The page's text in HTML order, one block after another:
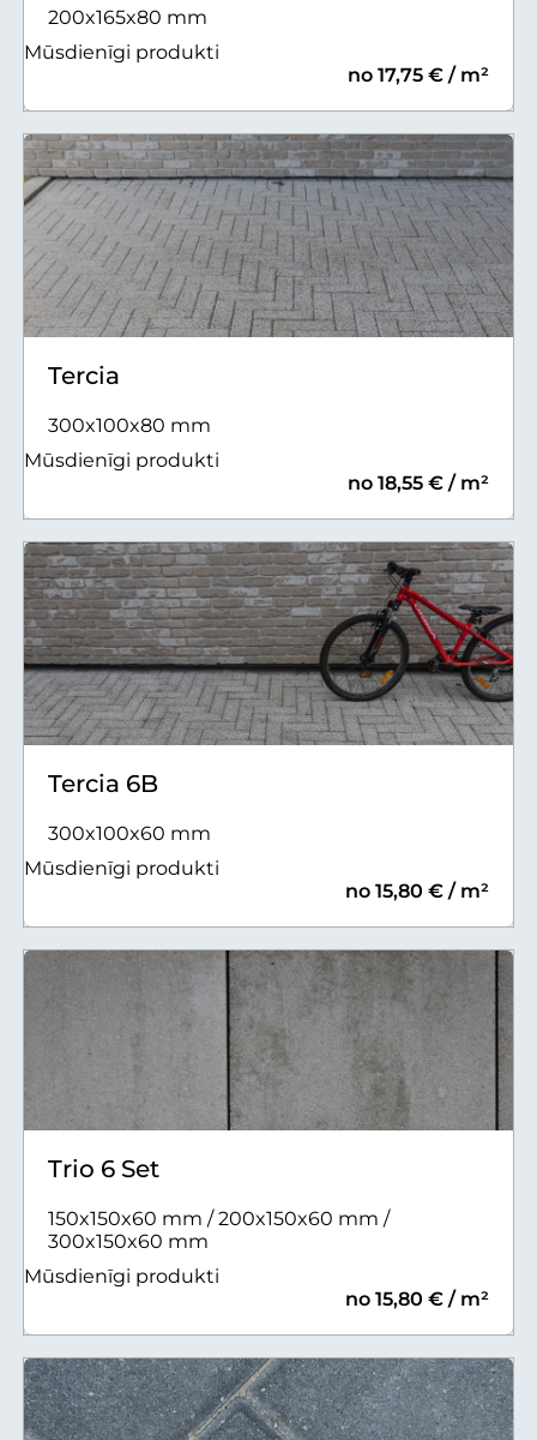
200x165x80 mm
Mūsdienīgi produkti
no 17,75 € / m²
Tercia
300x100x80 mm
Mūsdienīgi produkti
no 18,55 € / m²
Tercia 6B
300x100x60 mm
Mūsdienīgi produkti
no 15,80 € / m²
Trio 6 Set
150x150x60 mm / 200x150x60 mm /
300x150x60 mm
Mūsdienīgi produkti
no 15,80 € / m²